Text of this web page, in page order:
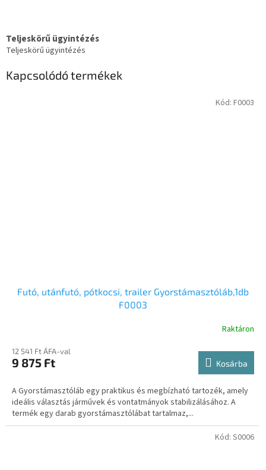
Teljeskörű ügyintézés
Teljeskörű ügyintézés
Kapcsolódó termékek
Futó, utánfutó, pótkocsi, trailer Gyorstámasztóláb,1db
F0003
Raktáron
12 541 Ft ÁFA-val
9 875 Ft Kosárba
A Gyorstámasztóláb egy praktikus és megbízható tartozék, amely
ideális választás járművek és vontatmányok stabilizálásához. A
termék egy darab gyorstámasztólábat tartalmaz,...
Kód: F0003
Kód: S0006